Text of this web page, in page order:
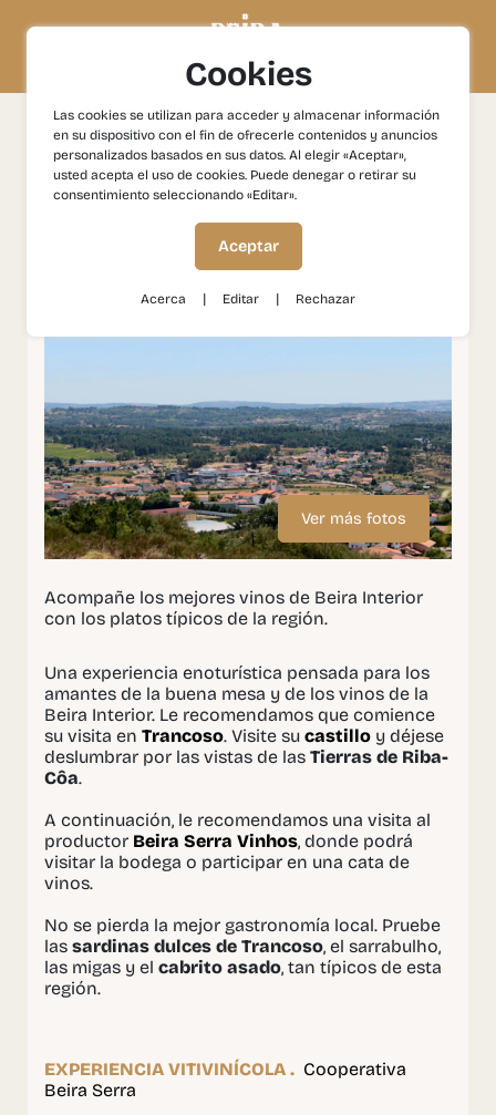
Experiencias Gastronomía y Vinos
Trancoso: Víno a
gastronómia
Trancoso: Víno a
gastronómia
Ver más fotos
Acompañe los mejores vinos de Beira Interior
con los platos típicos de la región.
Una experiencia enoturística pensada para los
amantes de la buena mesa y de los vinos de la
Beira Interior. Le recomendamos que comience
su visita en Trancoso. Visite su castillo y déjese
deslumbrar por las vistas de las Tierras de Riba-
Côa.
A continuación, le recomendamos una visita al
productor Beira Serra Vinhos, donde podrá
visitar la bodega o participar en una cata de
vinos.
No se pierda la mejor gastronomía local. Pruebe
las sardinas dulces de Trancoso, el sarrabulho,
las migas y el cabrito asado, tan típicos de esta
región.
EXPERIENCIA VITIVINÍCOLA . Cooperativa
Beira Serra
Cookies
Las cookies se utilizan para acceder y almacenar información
en su dispositivo con el fin de ofrecerle contenidos y anuncios
personalizados basados en sus datos. Al elegir «Aceptar»,
usted acepta el uso de cookies. Puede denegar o retirar su
consentimiento seleccionando «Editar».
Aceptar
Acerca | Editar | Rechazar